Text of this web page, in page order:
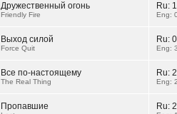
Дружественный огонь
Friendly Fire
Ru:
Eng:
Выход силой
Force Quit
Ru:
Eng:
Все по-настоящему
The Real Thing
Ru:
Eng:
Пропавшие Ru: